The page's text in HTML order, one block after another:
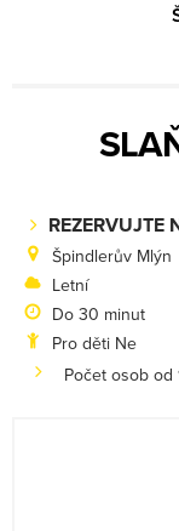
REZERVUJTE
Špindlerův Mlýn
Letní
Do 30 minut
Pro děti Ne
Počet osob od